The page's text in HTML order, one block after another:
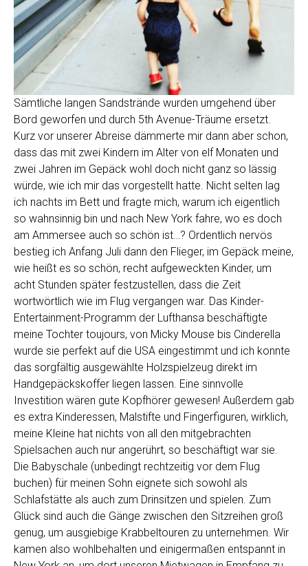
Sämtliche langen Sandstrände wurden umgehend über
Bord geworfen und durch 5th Avenue-Träume ersetzt.
Kurz vor unserer Abreise dämmerte mir dann aber schon,
dass das mit zwei Kindern im Alter von elf Monaten und
zwei Jahren im Gepäck wohl doch nicht ganz so lässig
würde, wie ich mir das vorgestellt hatte. Nicht selten lag
ich nachts im Bett und fragte mich, warum ich eigentlich
so wahnsinnig bin und nach New York fahre, wo es doch
am Ammersee auch so schön ist…? Ordentlich nervös
bestieg ich Anfang Juli dann den Flieger, im Gepäck meine,
wie heißt es so schön, recht aufgeweckten Kinder, um
acht Stunden später festzustellen, dass die Zeit
wortwörtlich wie im Flug vergangen war. Das Kinder-
Entertainment-Programm der Lufthansa beschäftigte
meine Tochter toujours, von Micky Mouse bis Cinderella
wurde sie perfekt auf die USA eingestimmt und ich konnte
das sorgfältig ausgewählte Holzspielzeug direkt im
Handgepäckskoffer liegen lassen. Eine sinnvolle
Investition wären gute Kopfhörer gewesen! Außerdem gab
es extra Kinderessen, Malstifte und Fingerfiguren, wirklich,
meine Kleine hat nichts von all den mitgebrachten
Spielsachen auch nur angerührt, so beschäftigt war sie.
Die Babyschale (unbedingt rechtzeitig vor dem Flug
buchen) für meinen Sohn eignete sich sowohl als
Schlafstätte als auch zum Drinsitzen und spielen. Zum
Glück sind auch die Gänge zwischen den Sitzreihen groß
genug, um ausgiebige Krabbeltouren zu unternehmen. Wir
kamen also wohlbehalten und einigermaßen entspannt in